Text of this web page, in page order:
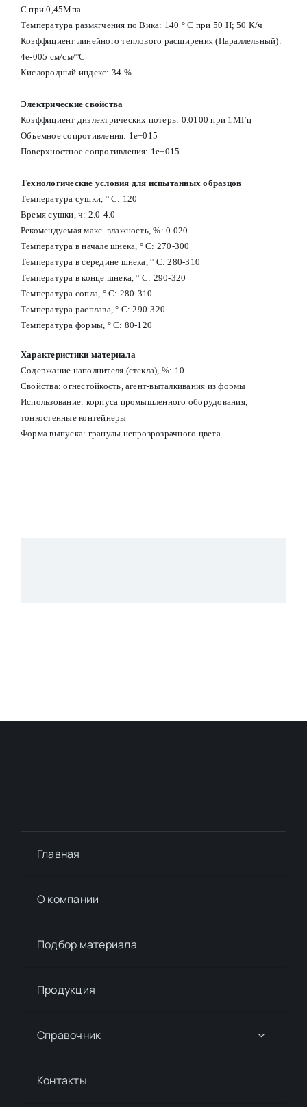
С при 0,45Мпа
Температура размягчения по Вика: 140 ° С при 50 Н; 50 К/ч
Коэффициент линейного теплового расширения (Параллельный):
4e-005 см/см/°С
Кислородный индекс: 34 %
Электрические свойства
Коэффициент диэлектрических потерь: 0.0100 при 1МГц
Объемное сопротивления: 1e+015
Поверхностное сопротивления: 1e+015
Технологические условия для испытанных образцов
Температура сушки, ° С: 120
Время сушки, ч: 2.0-4.0
Рекомендуемая макс. влажность, %: 0.020
Температура в начале шнека, ° С: 270-300
Температура в середине шнека, ° С: 280-310
Температура в конце шнека, ° С: 290-320
Температура сопла, ° С: 280-310
Температура расплава, ° С: 290-320
Температура формы, ° С: 80-120
Характеристики материала
Содержание наполнителя (стекла), %: 10
Свойства: огнестойкость, агент-выталкивания из формы
Использование: корпуса промышленного оборудования,
тонкостенные контейнеры
Форма выпуска: гранулы непрозрозрачного цвета
Главная
О компании
Подбор материалa
Продукция
Справочник
Контакты